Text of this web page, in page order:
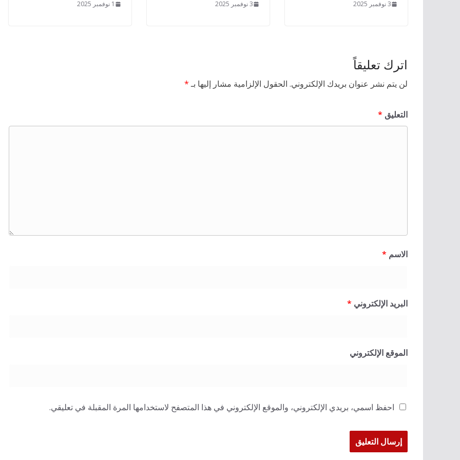
3 نوفمبر 2025 3 نوفمبر 2025 1 نوفمبر 2025
اترك تعليقاً
لن يتم نشر عنوان بريدك الإلكتروني. الحقول الإلزامية مشار إليها بـ*
التعليق *
الاسم *
البريد الإلكتروني *
الموقع الإلكتروني
احفظ اسمي، بريدي الإلكتروني، والموقع الإلكتروني في هذا المتصفح لاستخدامها المرة المقبلة في تعليقي.